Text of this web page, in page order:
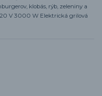
klobás, rýb, zeleniny a
V 3000 W Elektrická grilová